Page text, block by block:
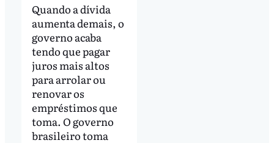
Quando a dívida
aumenta demais, o
governo acaba
tendo que pagar
juros mais altos
para arrolar ou
renovar os
empréstimos que
toma. O governo
brasileiro toma